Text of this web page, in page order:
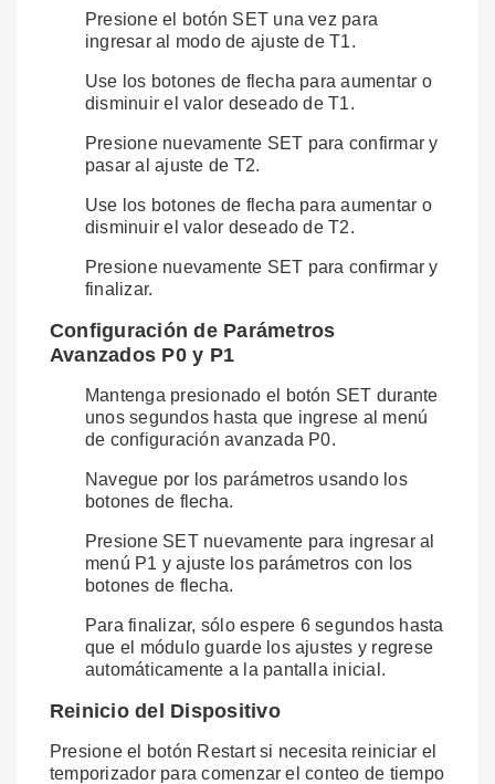
Presione el botón SET una vez para
ingresar al modo de ajuste de T1.
Use los botones de flecha para aumentar o
disminuir el valor deseado de T1.
Presione nuevamente SET para confirmar y
pasar al ajuste de T2.
Use los botones de flecha para aumentar o
disminuir el valor deseado de T2.
Presione nuevamente SET para confirmar y
finalizar.
Configuración de Parámetros
Avanzados P0 y P1
Mantenga presionado el botón SET durante
unos segundos hasta que ingrese al menú
de configuración avanzada P0.
Navegue por los parámetros usando los
botones de flecha.
Presione SET nuevamente para ingresar al
menú P1 y ajuste los parámetros con los
botones de flecha.
Para finalizar, sólo espere 6 segundos hasta
que el módulo guarde los ajustes y regrese
automáticamente a la pantalla inicial.
Reinicio del Dispositivo
Presione el botón Restart si necesita reiniciar el
temporizador para comenzar el conteo de tiempo